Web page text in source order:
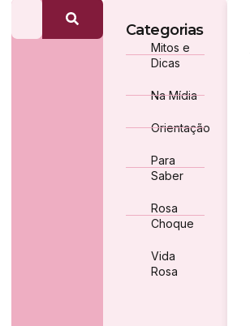
Categorias
Mitos e
Dicas
Na Mídia
Orientação
Para
Saber
Rosa
Choque
Vida
Rosa